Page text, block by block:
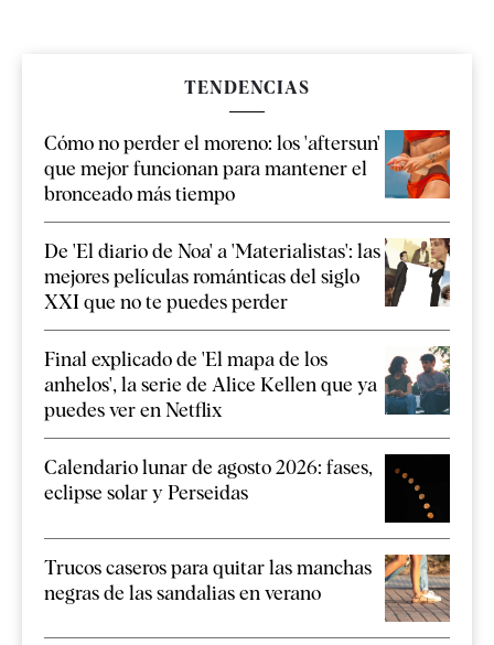
TENDENCIAS
Cómo no perder el moreno: los 'aftersun'
que mejor funcionan para mantener el
bronceado más tiempo
De 'El diario de Noa' a 'Materialistas': las
mejores películas románticas del siglo
XXI que no te puedes perder
Final explicado de 'El mapa de los
anhelos', la serie de Alice Kellen que ya
puedes ver en Netflix
Calendario lunar de agosto 2026: fases,
eclipse solar y Perseidas
Trucos caseros para quitar las manchas
negras de las sandalias en verano